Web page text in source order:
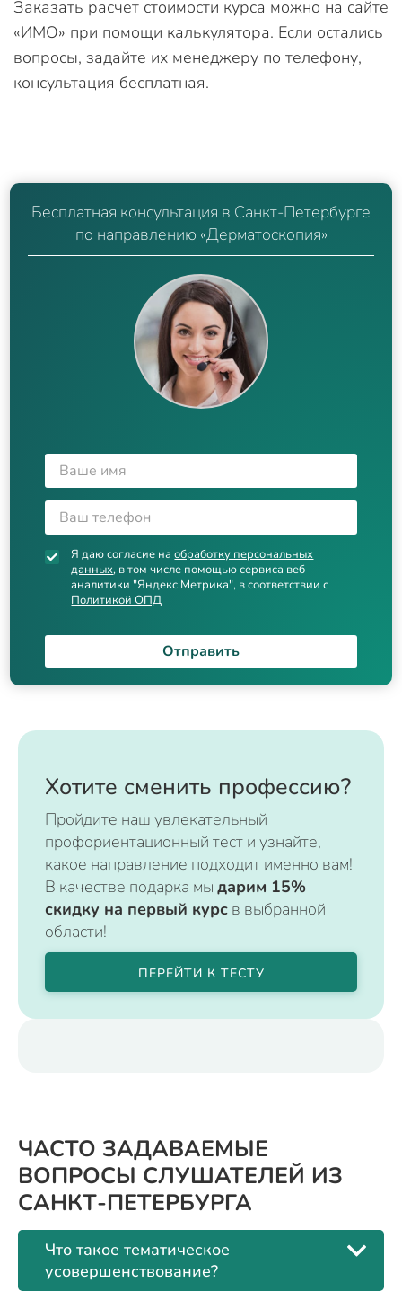
Заказать расчет стоимости курса можно на сайте
«ИМО» при помощи калькулятора. Если остались
вопросы, задайте их менеджеру по телефону,
консультация бесплатная.
Бесплатная консультация в Санкт-Петербурге
по направлению «Дерматоскопия»
Я даю согласие наобработку персональных
данных, в том числе помощью сервиса веб-
аналитики "Яндекс.Метрика", в соответствии с
Политикой ОПД
Отправить
Хотите сменить профессию?
Пройдите наш увлекательный
профориентационный тест и узнайте,
какое направление подходит именно вам!
В качестве подарка мы дарим 15%
скидку на первый курс в выбранной
области!
ПЕРЕЙТИ К ТЕСТУ
ЧАСТО ЗАДАВАЕМЫЕ
ВОПРОСЫ СЛУШАТЕЛЕЙ ИЗ
САНКТ-ПЕТЕРБУРГА
Что такое тематическое
усовершенствование?